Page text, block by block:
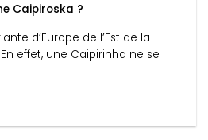
Caipiroska ?
d’Europe de l’Est de la
effet, une Caipirinha ne se